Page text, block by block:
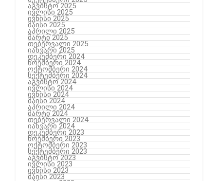
აგვისტო 2025
ივლისი 2025
ივნისი 2025
მაისი 2025
აპრილი 2025
მარტი 2025
თებერვალი 2025
იანვარი 2025
დეკემბერი 2024
ნოემბერი 2024
ოქტომბერი 2024
სექტემბერი 2024
აგვისტო 2024
ივლისი 2024
ივნისი 2024
მაისი 2024
აპრილი 2024
მარტი 2024
თებერვალი 2024
იანვარი 2024
დეკემბერი 2023
ნოემბერი 2023
ოქტომბერი 2023
სექტემბერი 2023
აგვისტო 2023
ივლისი 2023
ივნისი 2023
მაისი 2023